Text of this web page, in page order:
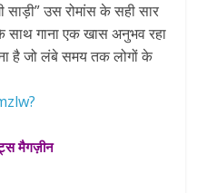
साड़ी” उस रोमांस के सही सार
साथ गाना एक खास अनुभव रहा
है जो लंबे समय तक लोगों के
मैगज़ीन